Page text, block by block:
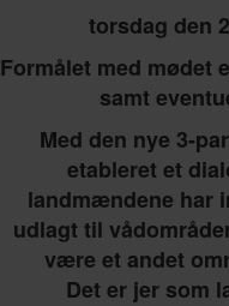
torsdag den
Formålet med mødet
samt
Med den nye 3-
etableret et
landmændene har
udlagt til
være et andet
Det er jer som